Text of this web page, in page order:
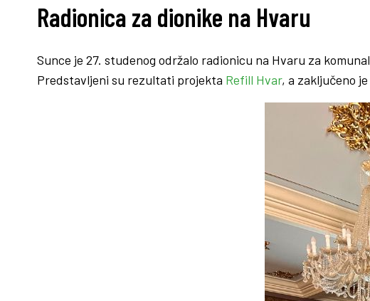
Radionica za dionike na Hvaru
Sunce je 27. studenog održalo radionicu na Hvaru za
Predstavljeni su rezultati projekta Refill Hvar, a zaključeno